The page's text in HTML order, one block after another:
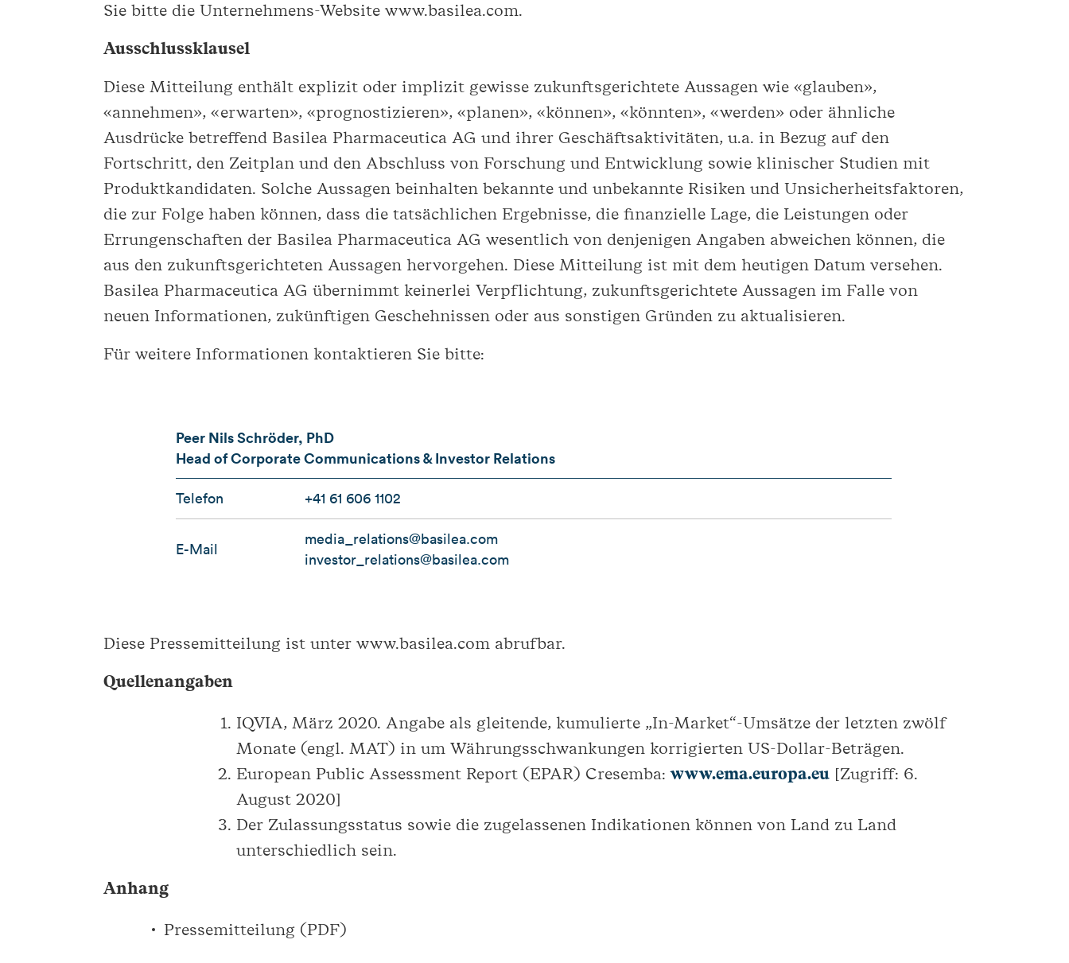
Sie bitte die Unternehmens-Website www.basilea.com.
Ausschlussklausel
Diese Mitteilung enthält explizit oder implizit gewisse zukunftsgerichtete Aussagen wie «glauben»,
«annehmen», «erwarten», «prognostizieren», «planen», «können», «könnten», «werden» oder ähnliche
Ausdrücke betreffend Basilea Pharmaceutica AG und ihrer Geschäftsaktivitäten, u.a. in Bezug auf den
Fortschritt, den Zeitplan und den Abschluss von Forschung und Entwicklung sowie klinischer Studien mit
Produktkandidaten. Solche Aussagen beinhalten bekannte und unbekannte Risiken und Unsicherheitsfaktoren,
die zur Folge haben können, dass die tatsächlichen Ergebnisse, die finanzielle Lage, die Leistungen oder
Errungenschaften der Basilea Pharmaceutica AG wesentlich von denjenigen Angaben abweichen können, die
aus den zukunftsgerichteten Aussagen hervorgehen. Diese Mitteilung ist mit dem heutigen Datum versehen.
Basilea Pharmaceutica AG übernimmt keinerlei Verpflichtung, zukunftsgerichtete Aussagen im Falle von
neuen Informationen, zukünftigen Geschehnissen oder aus sonstigen Gründen zu aktualisieren.
Für weitere Informationen kontaktieren Sie bitte:
Peer Nils Schröder, PhD
Head of Corporate Communications & Investor Relations
Telefon +41 61 606 1102
E-Mail
media_relations@basilea.com
investor_relations@basilea.com
Diese Pressemitteilung ist unter www.basilea.com abrufbar.
Quellenangaben
IQVIA, März 2020. Angabe als gleitende, kumulierte „In-Market“-Umsätze der letzten zwölf
Monate (engl. MAT) in um Währungsschwankungen korrigierten US-Dollar-Beträgen.
European Public Assessment Report (EPAR) Cresemba:www.ema.europa.eu[Zugriff: 6.
August 2020]
Der Zulassungsstatus sowie die zugelassenen Indikationen können von Land zu Land
unterschiedlich sein.
Anhang
Pressemitteilung (PDF)